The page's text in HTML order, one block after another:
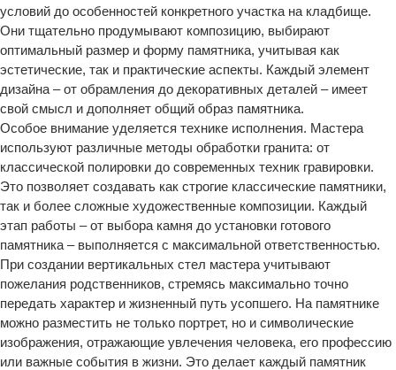
условий до особенностей конкретного участка на кладбище.
Они тщательно продумывают композицию, выбирают
оптимальный размер и форму памятника, учитывая как
эстетические, так и практические аспекты. Каждый элемент
дизайна – от обрамления до декоративных деталей – имеет
свой смысл и дополняет общий образ памятника.
Особое внимание уделяется технике исполнения. Мастера
используют различные методы обработки гранита: от
классической полировки до современных техник гравировки.
Это позволяет создавать как строгие классические памятники,
так и более сложные художественные композиции. Каждый
этап работы – от выбора камня до установки готового
памятника – выполняется с максимальной ответственностью.
При создании вертикальных стел мастера учитывают
пожелания родственников, стремясь максимально точно
передать характер и жизненный путь усопшего. На памятнике
можно разместить не только портрет, но и символические
изображения, отражающие увлечения человека, его профессию
или важные события в жизни. Это делает каждый памятник